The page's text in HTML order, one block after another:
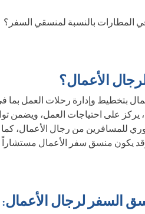
الأعمال؟
بتخطيط وإدارة رحلات العمل بما
على احتياجات العمل، ويضمن
للمسافرين من رجال الأعمال،
يكون منسق سفر الأعمال مستشاراً
السفر لرجال الأعمال: